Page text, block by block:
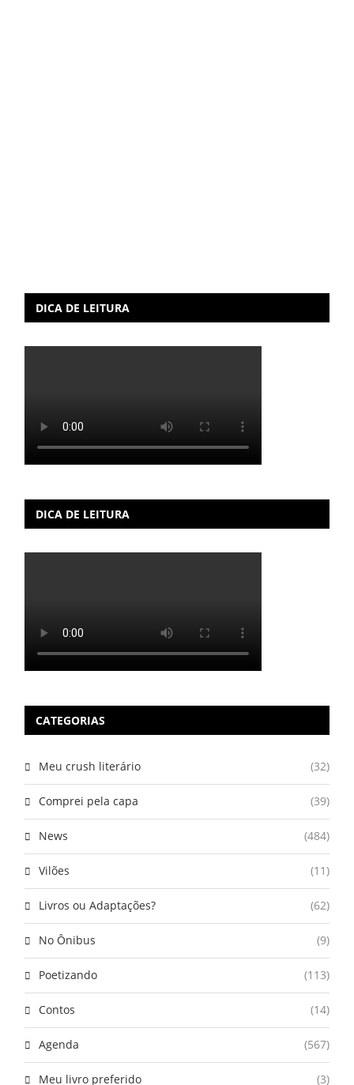
DICA DE LEITURA
DICA DE LEITURA
CATEGORIAS
Meu crush literário (32)
Comprei pela capa (39)
News (484)
Vilões (11)
Livros ou Adaptações? (62)
No Ônibus (9)
Poetizando (113)
Contos (14)
Agenda (567)
Meu livro preferido (3)